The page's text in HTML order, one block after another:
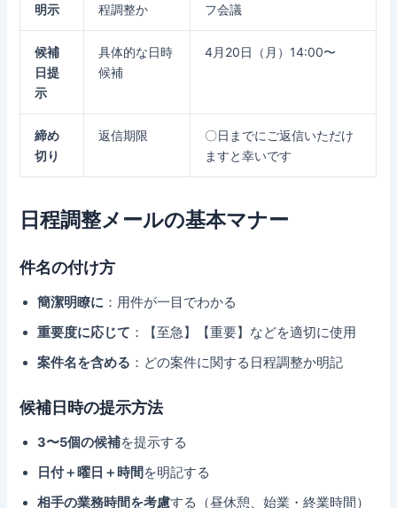
明示
程調整か
フ会議
候補
日提
示
具体的な日時
候補
4月20日（月）14:00〜
締め
切り
返信期限
〇日までにご返信いただけ
ますと幸いです
日程調整メールの基本マナー
件名の付け方
簡潔明瞭に ：用件が一目でわかる
重要度に応じて ：【至急】【重要】などを適切に使用
案件名を含める ：どの案件に関する日程調整か明記
候補日時の提示方法
3〜5個の候補を提示する
日付＋曜日＋時間 を明記する
相手の業務時間を考慮する（昼休憩、始業・終業時間）